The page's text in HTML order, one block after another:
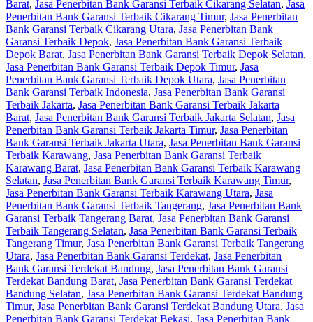
Barat, Jasa Penerbitan Bank Garansi Terbaik Cikarang Selatan, Jasa
Penerbitan Bank Garansi Terbaik Cikarang Timur, Jasa Penerbitan
Bank Garansi Terbaik Cikarang Utara, Jasa Penerbitan Bank
Garansi Terbaik Depok, Jasa Penerbitan Bank Garansi Terbaik
Depok Barat, Jasa Penerbitan Bank Garansi Terbaik Depok Selatan,
Jasa Penerbitan Bank Garansi Terbaik Depok Timur, Jasa
Penerbitan Bank Garansi Terbaik Depok Utara, Jasa Penerbitan
Bank Garansi Terbaik Indonesia, Jasa Penerbitan Bank Garansi
Terbaik Jakarta, Jasa Penerbitan Bank Garansi Terbaik Jakarta
Barat, Jasa Penerbitan Bank Garansi Terbaik Jakarta Selatan, Jasa
Penerbitan Bank Garansi Terbaik Jakarta Timur, Jasa Penerbitan
Bank Garansi Terbaik Jakarta Utara, Jasa Penerbitan Bank Garansi
Terbaik Karawang, Jasa Penerbitan Bank Garansi Terbaik
Karawang Barat, Jasa Penerbitan Bank Garansi Terbaik Karawang
Selatan, Jasa Penerbitan Bank Garansi Terbaik Karawang Timur,
Jasa Penerbitan Bank Garansi Terbaik Karawang Utara, Jasa
Penerbitan Bank Garansi Terbaik Tangerang, Jasa Penerbitan Bank
Garansi Terbaik Tangerang Barat, Jasa Penerbitan Bank Garansi
Terbaik Tangerang Selatan, Jasa Penerbitan Bank Garansi Terbaik
Tangerang Timur, Jasa Penerbitan Bank Garansi Terbaik Tangerang
Utara, Jasa Penerbitan Bank Garansi Terdekat, Jasa Penerbitan
Bank Garansi Terdekat Bandung, Jasa Penerbitan Bank Garansi
Terdekat Bandung Barat, Jasa Penerbitan Bank Garansi Terdekat
Bandung Selatan, Jasa Penerbitan Bank Garansi Terdekat Bandung
Timur, Jasa Penerbitan Bank Garansi Terdekat Bandung Utara, Jasa
Penerbitan Bank Garansi Terdekat Bekasi, Jasa Penerbitan Bank